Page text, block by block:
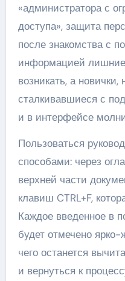
«администратора с
доступа», защита
после знакомства с
информацией лишние
возникать, а новички,
сталкивавшиеся с
и в интерфейсе
Пользоваться
способами:через
верхней части
клавиш CTRL+F,
Каждое введенное в
будет отмечено
чего останется
и вернуться к